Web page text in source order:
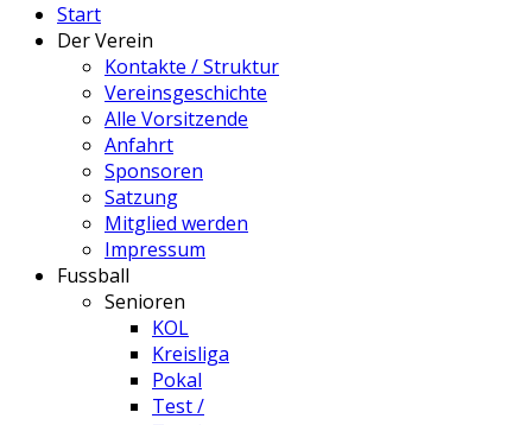
Start
Der Verein
Kontakte / Struktur
Vereinsgeschichte
Alle Vorsitzende
Anfahrt
Sponsoren
Satzung
Mitglied werden
Impressum
Fussball
Senioren
KOL
Kreisliga
Pokal
Test /